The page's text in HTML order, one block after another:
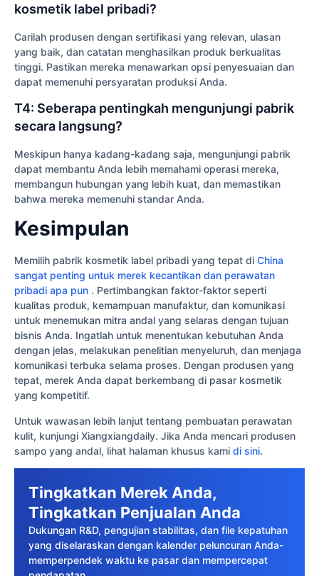
kosmetik label pribadi?
Carilah produsen dengan sertifikasi yang relevan, ulasan
yang baik, dan catatan menghasilkan produk berkualitas
tinggi. Pastikan mereka menawarkan opsi penyesuaian dan
dapat memenuhi persyaratan produksi Anda.
T4: Seberapa pentingkah mengunjungi pabrik
secara langsung?
Meskipun hanya kadang-kadang saja, mengunjungi pabrik
dapat membantu Anda lebih memahami operasi mereka,
membangun hubungan yang lebih kuat, dan memastikan
bahwa mereka memenuhi standar Anda.
Kesimpulan
Memilih pabrik kosmetik label pribadi yang tepat di China
sangat penting untuk merek kecantikan dan perawatan
pribadi apa pun . Pertimbangkan faktor-faktor seperti
kualitas produk, kemampuan manufaktur, dan komunikasi
untuk menemukan mitra andal yang selaras dengan tujuan
bisnis Anda. Ingatlah untuk menentukan kebutuhan Anda
dengan jelas, melakukan penelitian menyeluruh, dan menjaga
komunikasi terbuka selama proses. Dengan produsen yang
tepat, merek Anda dapat berkembang di pasar kosmetik
yang kompetitif.
Untuk wawasan lebih lanjut tentang pembuatan perawatan
kulit, kunjungi Xiangxiangdaily. Jika Anda mencari produsen
sampo yang andal, lihat halaman khusus kami di sini.
Tingkatkan Merek Anda,
Tingkatkan Penjualan Anda
Dukungan R&D, pengujian stabilitas, dan file kepatuhan
yang diselaraskan dengan kalender peluncuran Anda-
memperpendek waktu ke pasar dan mempercepat